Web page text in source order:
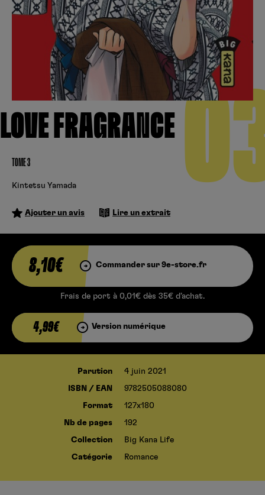
LOVE FRAGRANCE
TOME 3
Kintetsu Yamada
Ajouter un avis Lire un extrait
8,10€ Commander sur 9e-store.fr
Frais de port à 0,01€ dès 35€ d’achat.
4,99€ Version numérique
Parution 4 juin 2021
ISBN / EAN 9782505088080
Format 127x180
Nb de pages 192
Collection Big Kana Life
Catégorie Romance
Fnac
Se connecter S’inscrire
Hunter x Hunter
Fire Force
Black Butler